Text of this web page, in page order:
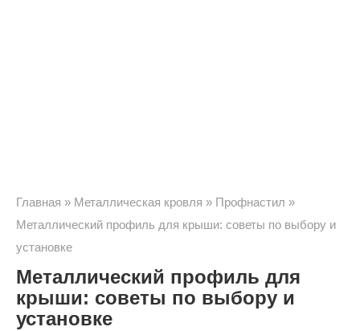
Главная » Металлическая кровля » Профнастил »
Металлический профиль для крыши: советы по выбору и
установке
Металлический профиль для
крыши: советы по выбору и
установке